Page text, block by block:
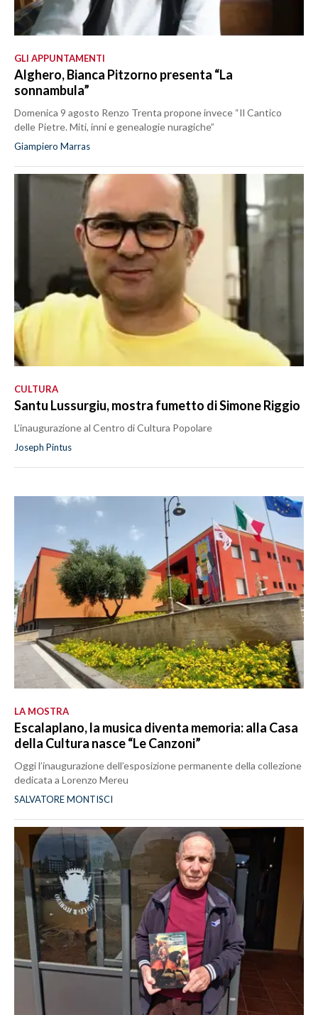
GLI APPUNTAMENTI
Alghero, Bianca Pitzorno presenta “La
sonnambula”
Domenica 9 agosto Renzo Trenta propone invece “Il Cantico
delle Pietre. Miti, inni e genealogie nuragiche”
Giampiero Marras
CULTURA
Santu Lussurgiu, mostra fumetto di Simone Riggio
L’inaugurazione al Centro di Cultura Popolare
Joseph Pintus
LA MOSTRA
Escalaplano, la musica diventa memoria: alla Casa
della Cultura nasce “Le Canzoni”
Oggi l’inaugurazione dell’esposizione permanente della collezione
dedicata a Lorenzo Mereu
SALVATORE MONTISCI